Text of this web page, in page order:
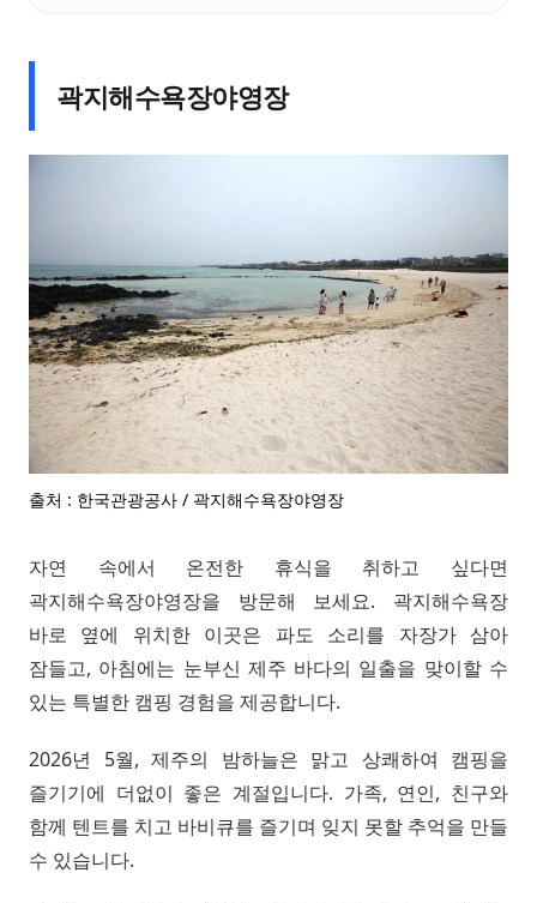
곽지해수욕장야영장
출처 : 한국관광공사 / 곽지해수욕장야영장
자연 속에서 온전한 휴식을 취하고 싶다면
곽지해수욕장야영장을 방문해 보세요. 곽지해수욕장
바로 옆에 위치한 이곳은 파도 소리를 자장가 삼아
잠들고, 아침에는 눈부신 제주 바다의 일출을 맞이할 수
있는 특별한 캠핑 경험을 제공합니다.
2026년 5월, 제주의 밤하늘은 맑고 상쾌하여 캠핑을
즐기기에 더없이 좋은 계절입니다. 가족, 연인, 친구와
함께 텐트를 치고 바비큐를 즐기며 잊지 못할 추억을 만들
수 있습니다.